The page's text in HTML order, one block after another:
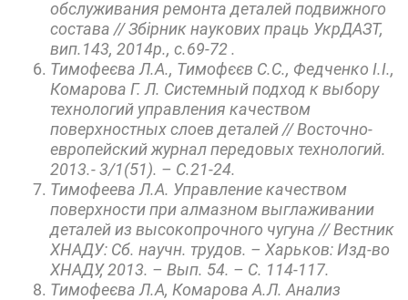
обслуживания ремонта деталей подвижного
состава // Збірник наукових праць УкрДАЗТ,
вип.143, 2014р., с.69-72 .
Тимофеєва Л.А., Тимофєєв С.С., Федченко І.І.,
Комарова Г. Л. Системный подход к выбору
технологий управления качеством
поверхностных слоев деталей // Восточно-
европейский журнал передовых технологий.
2013.- 3/1(51). – С.21-24.
Тимофеева Л.А. Управление качеством
поверхности при алмазном выглаживании
деталей из высокопрочного чугуна // Вестник
ХНАДУ: Сб. научн. трудов. – Харьков: Изд-во
ХНАДУ, 2013. – Вып. 54. – С. 114-117.
Тимофеєва Л.А, Комарова А.Л. Анализ